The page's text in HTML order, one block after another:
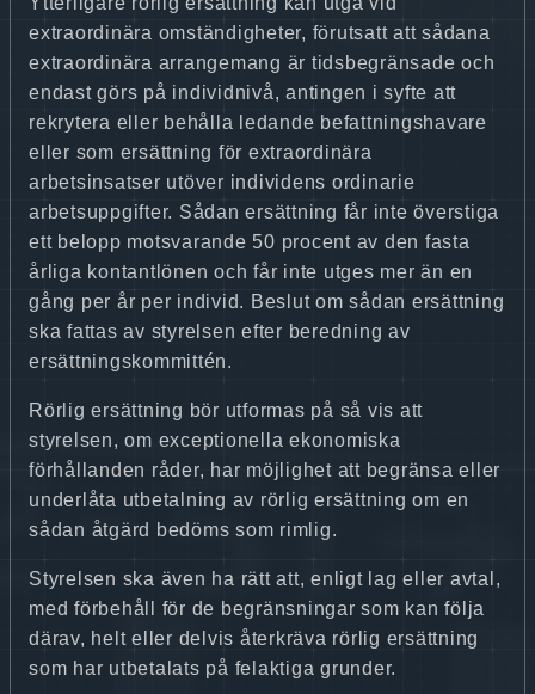
extraordinära omständigheter, förutsatt att sådana
extraordinära arrangemang är tidsbegränsade och
endast görs på individnivå, antingen i syfte att
rekrytera eller behålla ledande befattningshavare
eller som ersättning för extraordinära
arbetsinsatser utöver individens ordinarie
arbetsuppgifter. Sådan ersättning får inte överstiga
ett belopp motsvarande 50 procent av den fasta
årliga kontantlönen och får inte utges mer än en
gång per år per individ. Beslut om sådan ersättning
ska fattas av styrelsen efter beredning av
ersättningskommittén.
Rörlig ersättning bör utformas på så vis att
styrelsen, om exceptionella ekonomiska
förhållanden råder, har möjlighet att begränsa eller
underlåta utbetalning av rörlig ersättning om en
sådan åtgärd bedöms som rimlig.
Styrelsen ska även ha rätt att, enligt lag eller avtal,
med förbehåll för de begränsningar som kan följa
därav, helt eller delvis återkräva rörlig ersättning
som har utbetalats på felaktiga grunder.